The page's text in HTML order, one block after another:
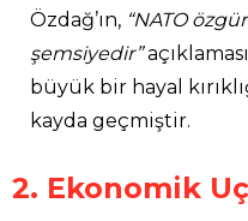
Özdağ’ın, “NATO
şemsiyedir”
büyük bir hayal
kayda geçmiştir.
2. Ekonomik